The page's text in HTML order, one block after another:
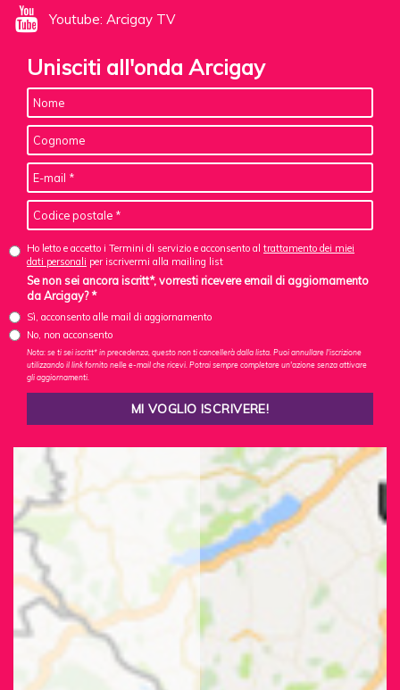
Youtube: Arcigay TV
Unisciti all'onda Arcigay
Ho letto e accetto i Termini di servizio e acconsento al trattamento dei miei
dati personali per iscrivermi alla mailing list
Se non sei ancora iscritt*, vorresti ricevere email di aggiornamento
da Arcigay? *
Sì, acconsento alle mail di aggiornamento
No, non acconsento
Nota: se ti sei iscritt* in precedenza, questo non ti cancellerà dalla lista. Puoi annullare l'iscrizione
utilizzando il link fornito nelle e-mail che ricevi. Potrai sempre completare un'azione senza attivare
gli aggiornamenti.